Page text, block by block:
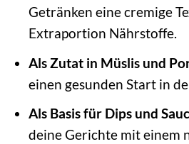
Getränken eine cremige
Extraportion Nährstoffe.
Als Zutat in Müslis und
einen gesunden Start in
Als Basis für Dips und
deine Gerichte mit einem